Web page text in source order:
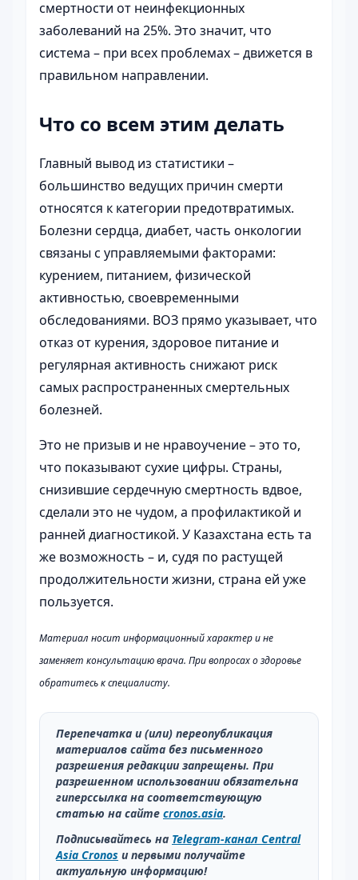
смертности от неинфекционных
заболеваний на 25%. Это значит, что
система – при всех проблемах – движется в
правильном направлении.
Что со всем этим делать
Главный вывод из статистики –
большинство ведущих причин смерти
относятся к категории предотвратимых.
Болезни сердца, диабет, часть онкологии
связаны с управляемыми факторами:
курением, питанием, физической
активностью, своевременными
обследованиями. ВОЗ прямо указывает, что
отказ от курения, здоровое питание и
регулярная активность снижают риск
самых распространенных смертельных
болезней.
Это не призыв и не нравоучение – это то,
что показывают сухие цифры. Страны,
снизившие сердечную смертность вдвое,
сделали это не чудом, а профилактикой и
ранней диагностикой. У Казахстана есть та
же возможность – и, судя по растущей
продолжительности жизни, страна ей уже
пользуется.
Материал носит информационный характер и не
заменяет консультацию врача. При вопросах о здоровье
обратитесь к специалисту.
Перепечатка и (или) переопубликация
материалов сайта без письменного
разрешения редакции запрещены. При
разрешенном использовании обязательна
гиперссылка на соответствующую
статью на сайте cronos.asia.
Подписывайтесь на Telegram-канал Central
Asia Cronos и первыми получайте
актуальную информацию!